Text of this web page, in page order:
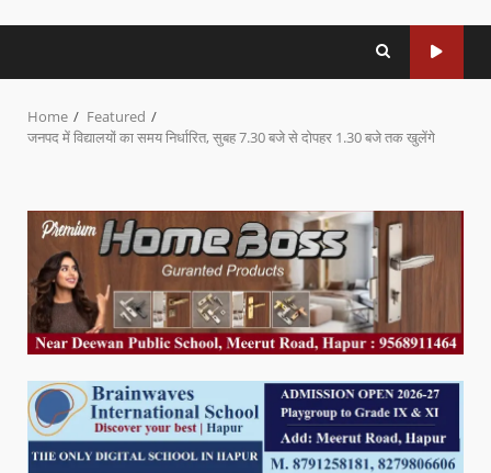
Home
Featured
जनपद में विद्यालयों का समय निर्धारित, सुबह 7.30 बजे से दोपहर 1.30 बजे तक खुलेंगे